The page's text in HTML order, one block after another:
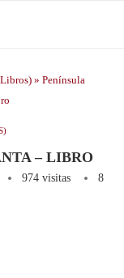
» Península
– LIBRO
974visitas
8